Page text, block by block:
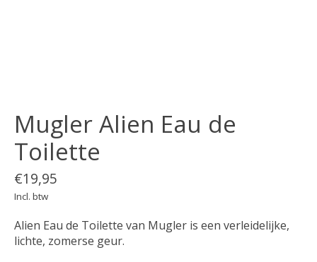
Mugler Alien Eau de
Toilette
€19,95
Incl. btw
Alien Eau de Toilette van Mugler is een verleidelijke,
lichte, zomerse geur.